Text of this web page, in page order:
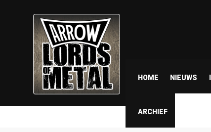
HOME NIEUWS
ARCHIEF